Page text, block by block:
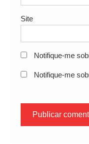
Site
Notifique-me
Notifique-me